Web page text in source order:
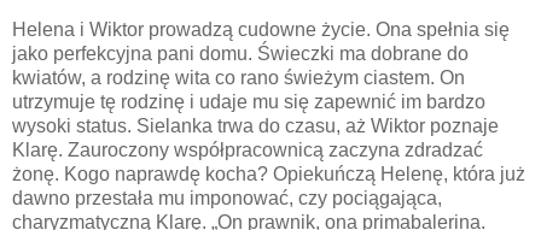
Helena i Wiktor prowadzą cudowne życie. Ona spełnia się
jako perfekcyjna pani domu. Świeczki ma dobrane do
kwiatów, a rodzinę wita co rano świeżym ciastem. On
utrzymuje tę rodzinę i udaje mu się zapewnić im bardzo
wysoki status. Sielanka trwa do czasu, aż Wiktor poznaje
Klarę. Zauroczony współpracownicą zaczyna zdradzać
żonę. Kogo naprawdę kocha? Opiekuńczą Helenę, która już
dawno przestała mu imponować, czy pociągająca,
charyzmatyczną Klarę. „On prawnik, ona primabalerina.